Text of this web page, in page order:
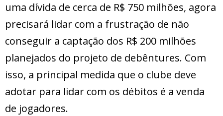
uma dívida de cerca de R$ 750 milhões, agora
precisará lidar com a frustração de não
conseguir a captação dos R$ 200 milhões
planejados do projeto de debêntures. Com
isso, a principal medida que o clube deve
adotar para lidar com os débitos é a venda
de jogadores.